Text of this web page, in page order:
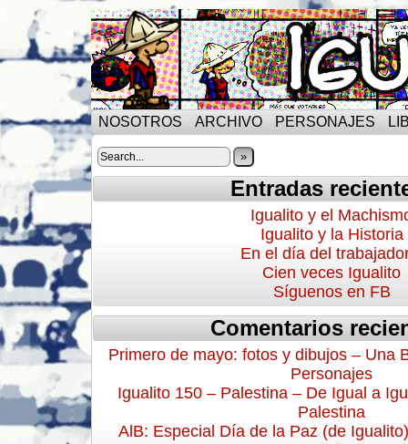
NOSOTROS ARCHIVO PERSONAJES
»
Entradas
Igualito y el
Igualito y la Historia
En el día del
Cien veces Igualito
Síguenos en FB
Comentarios
Primero de mayo: fotos y dibujos – Una
Personajes
Igualito 150 – Palestina – De Igual a
Palestina
AlB: Especial Día de la Paz (de